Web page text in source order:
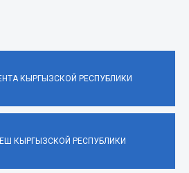
КЫРГЫЗСКОЙ РЕСПУБЛИКИ
КЫРГЫЗСКОЙ РЕСПУБЛИКИ